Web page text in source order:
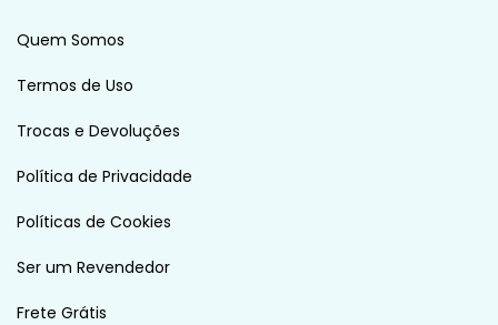
Quem Somos
Termos de Uso
Trocas e Devoluções
Política de Privacidade
Políticas de Cookies
Ser um Revendedor
Frete Grátis